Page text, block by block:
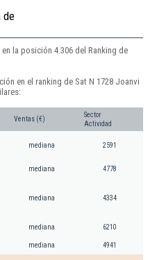
de
la posición 4.306 del Ranking de
en el ranking de Sat N 1728 Joanvi
Ventas (€)
Sector
Actividad
mediana 2591
mediana 4778
mediana 4334
mediana 6210
mediana 4941